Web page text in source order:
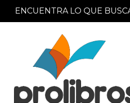
ENCUENTRA LO QUE